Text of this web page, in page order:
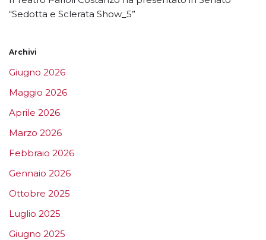
“Sedotta e Sclerata Show_5”
Archivi
Giugno 2026
Maggio 2026
Aprile 2026
Marzo 2026
Febbraio 2026
Gennaio 2026
Ottobre 2025
Luglio 2025
Giugno 2025